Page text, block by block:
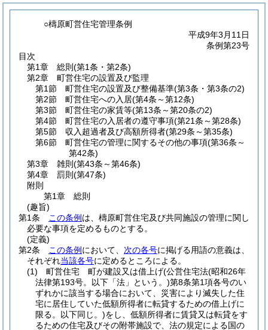
○檮原町営住宅管理条例
平成9年3月11日
条例第23号
目次
第1章
総則 (第1条・第2条)
第2章
町営住宅の設置及び監理
第1節
町営住宅の設置及び整備基準(第3条・第3条の2)
第2節
町営住宅への入居(第4条～第12条)
第3節
町営住宅の家賃等(第13条～第20条の2)
第4節
町営住宅の入居者の遵守事項(第21条～第28条)
第5節
収入超過者及び高額所得者(第29条～第35条)
第6節
町営住宅の管理に関するその他の事項(第36条～
第42条)
第3章
雑則 (第43条～第46条)
第4章
罰則 (第47条)
附則
第1章
総則
(趣旨)
第1条
この条例 は、檮原町営住宅及び共同施設の管理に関し
必要な事項を定めるものとする。
(定義)
第2条
この条例 において、 次の各号に掲げる用語の意義は、
それぞれ当該各号に定めるところによる。
(1)
町営住宅 町が建設又は借上げ(公営住宅法(昭和26年
法律第193号。以下「法」という。)第8条第1項各号のい
ずれかに該当する場合において、災害により滅失した住
宅に居住していた低額所得者に転貸するための借上げに
限る。以下同じ。)をし、低額所得者に賃貸又は転貸をす
るための住宅及びその附帯施設で、法の規定による国の